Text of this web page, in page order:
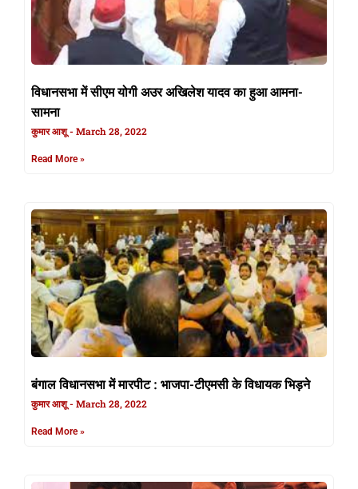
विधानसभा में सीएम योगी अउर अखिलेश यादव का हुआ आमना-
सामना
कुमार आशू March 28, 2022
Read More »
बंगाल विधानसभा में मारपीट : भाजपा-टीएमसी के विधायक भिड़ने
कुमार आशू March 28, 2022
Read More »